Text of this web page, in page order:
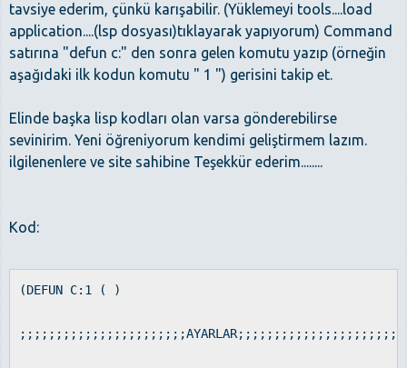
tavsiye ederim, çünkü karışabilir. (Yüklemeyi tools....load
application....(lsp dosyası)tıklayarak yapıyorum) Command
satırına "defun c:" den sonra gelen komutu yazıp (örneğin
aşağıdaki ilk kodun komutu " 1 ") gerisini takip et.
Elinde başka lisp kodları olan varsa gönderebilirse
sevinirim. Yeni öğreniyorum kendimi geliştirmem lazım.
ilgilenenlere ve site sahibine Teşekkür ederim........
Kod:
(DEFUN C:1 ( )